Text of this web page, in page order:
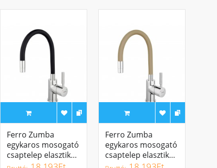
Ferro Zumba
egykaros mosogató
csaptelep elasztikus
fekete kifolyócsővel
Ferro Zumba
egykaros mosogató
csaptelep elasztikus
bézs kifolyócsővel